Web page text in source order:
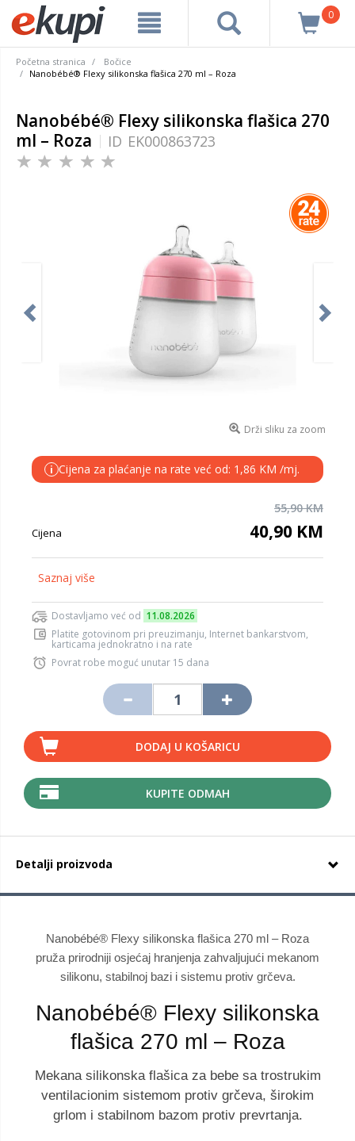
0
Početna stranica
Bočice
Nanobébé® Flexy silikonska flašica 270 ml – Roza
Nanobébé® Flexy silikonska flašica 270
ml – Roza
ID EK000863723
Drži sliku za zoom
i Cijena za plaćanje na rate već od: 1,86 KM /mj.
55,90 KM
Cijena 40,90 KM
Saznaj više
Dostavljamo već od 11.08.2026
Platite gotovinom pri preuzimanju, Internet bankarstvom,
karticama jednokratno i na rate
Povrat robe moguć unutar 15 dana
DODAJ U KOŠARICU
KUPITE ODMAH
Detalji proizvoda
Nanobébé® Flexy silikonska flašica 270 ml – Roza
pruža prirodniji osjećaj hranjenja zahvaljujući mekanom
silikonu, stabilnoj bazi i sistemu protiv grčeva.
Nanobébé® Flexy silikonska
flašica 270 ml – Roza
Mekana silikonska flašica za bebe sa trostrukim
ventilacionim sistemom protiv grčeva, širokim
grlom i stabilnom bazom protiv prevrtanja.